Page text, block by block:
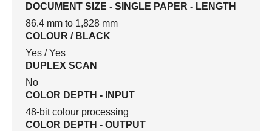
DOCUMENT SIZE - SINGLE PAPER - LENGTH
86.4 mm to 1,828 mm
COLOUR / BLACK
Yes / Yes
DUPLEX SCAN
No
COLOR DEPTH - INPUT
48-bit colour processing
COLOR DEPTH - OUTPUT